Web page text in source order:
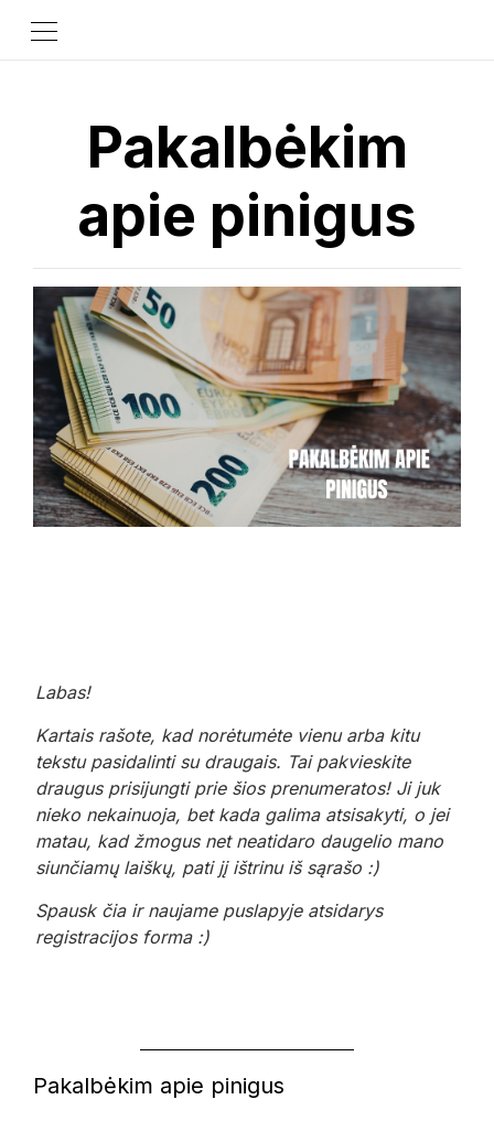
Pakalbėkim
apie pinigus
Labas!
Kartais rašote, kad norėtumėte vienu arba kitu
tekstu pasidalinti su draugais. Tai pakvieskite
draugus prisijungti prie šios prenumeratos! Ji juk
nieko nekainuoja, bet kada galima atsisakyti, o jei
matau, kad žmogus net neatidaro daugelio mano
siunčiamų laiškų, pati jį ištrinu iš sąrašo :)
Spausk čia ir naujame puslapyje atsidarys
registracijos forma :)
Pakalbėkim apie pinigus